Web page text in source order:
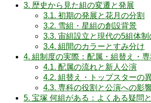
3. 歴史から見た組の変遷と発展
3.1. 初期の発展と花月の分割
3.2. 雪組・星組の創設背景
3.3. 宙組設立と現代の5組体制
3.4. 組間のカラーとすみ分け
4. 組制度の実際：配属・組替え・専
4.1. 配属の流れと新人公演
4.2. 組替え・トップスターの
4.3. 専科の役割と公演への影
5. 宝塚 何組がある：よくある疑問